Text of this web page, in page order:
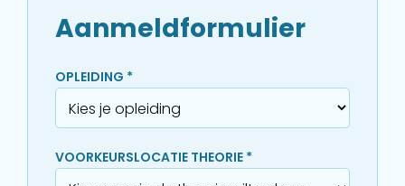
Aanmeldformulier
OPLEIDING *
VOORKEURSLOCATIE THEORIE *